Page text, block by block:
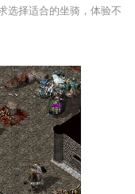
选择适合的坐骑，体验不